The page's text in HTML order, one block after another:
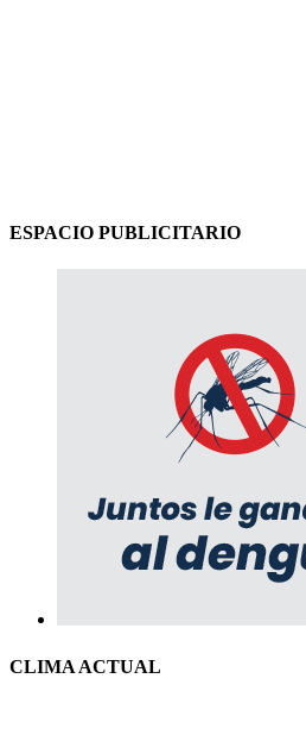
ESPACIO PUBLICITARIO
CLIMA ACTUAL